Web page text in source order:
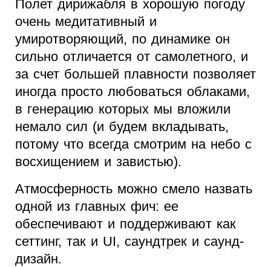
Полет дирижабля в хорошую погоду
очень медитативный и
умиротворяющий, по динамике он
сильно отличается от самолетного, и
за счет большей плавности позволяет
иногда просто любоваться облаками,
в генерацию которых мы вложили
немало сил (и будем вкладывать,
потому что всегда смотрим на небо с
восхищением и завистью).
Атмосферность можно смело назвать
одной из главных фич: ее
обеспечивают и поддерживают как
сеттинг, так и UI, саундтрек и саунд-
дизайн.